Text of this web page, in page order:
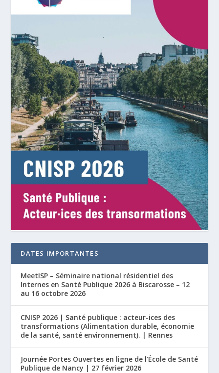
DATES IMPORTANTES
MeetISP – Séminaire national résidentiel des
Internes en Santé Publique 2026 à Biscarosse – 12
au 16 octobre 2026
CNISP 2026 | Santé publique : acteur-ices des
transformations (Alimentation durable, économie
de la santé, santé environnement). | Rennes
Journée Portes Ouvertes en ligne de l’École de Santé
Publique de Nancy | 27 février 2026